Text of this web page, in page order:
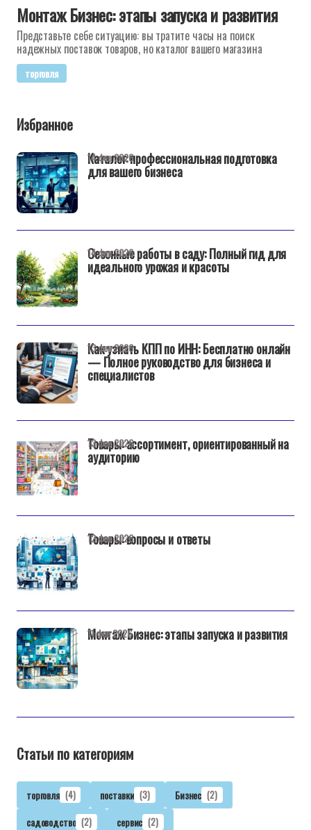
Монтаж Бизнес: этапы запуска и развития
Представьте себе ситуацию: вы тратите часы на поиск
надежных поставок товаров, но каталог вашего магазина
торговля
Избранное
Каталог: профессиональная подготовка
для вашего бизнеса
14 фев 2026
Сезонные работы в саду: Полный гид для
идеального урожая и красоты
14 фев 2026
Как узнать КПП по ИНН: Бесплатно онлайн
— Полное руководство для бизнеса и
специалистов
13 фев 2026
Товары: ассортимент, ориентированный на
аудиторию
13 фев 2026
Товары: вопросы и ответы
12 фев 2026
Монтаж Бизнес: этапы запуска и развития
11 фев 2026
Статьи по категориям
торговля (4) поставки (3) Бизнес (2)
садоводство (2) сервис (2)